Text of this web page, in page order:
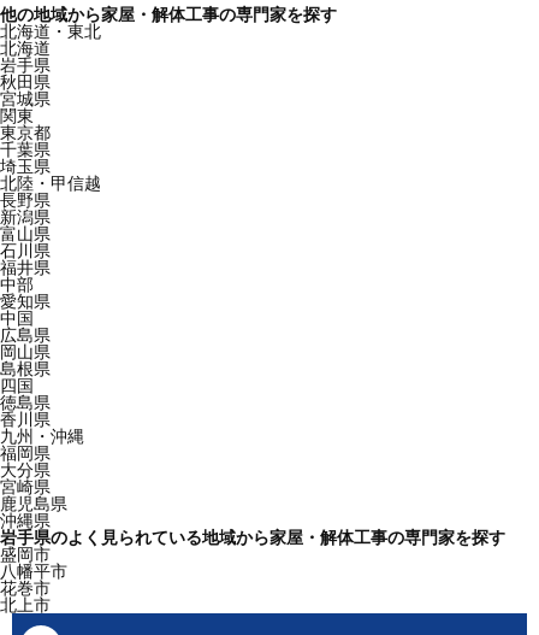
他の地域から家屋・解体工事の専門家を探す
北海道・東北
北海道
岩手県
秋田県
宮城県
関東
東京都
千葉県
埼玉県
北陸・甲信越
長野県
新潟県
富山県
石川県
福井県
中部
愛知県
中国
広島県
岡山県
島根県
四国
徳島県
香川県
九州・沖縄
福岡県
大分県
宮崎県
鹿児島県
沖縄県
岩手県のよく見られている地域から家屋・解体工事の専門家を探す
盛岡市
八幡平市
花巻市
北上市